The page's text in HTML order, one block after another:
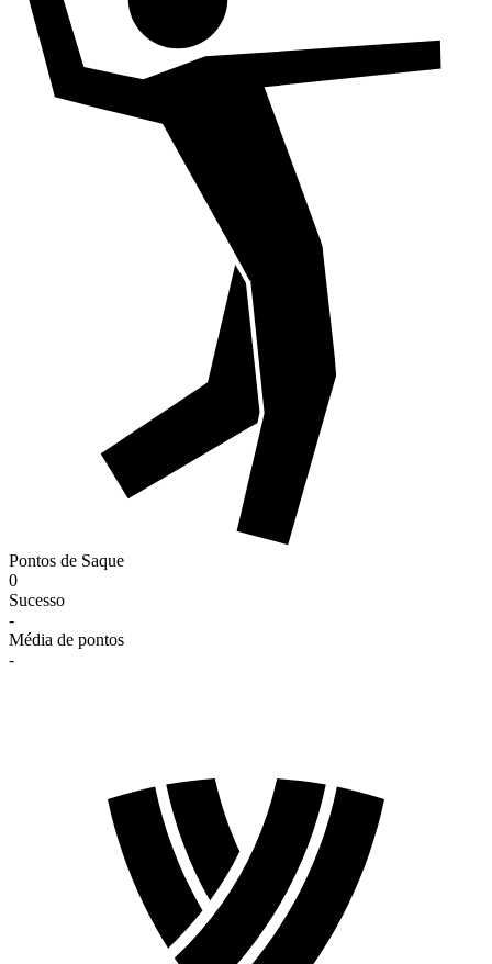
Pontos de Saque
0
Sucesso
-
Média de pontos
-